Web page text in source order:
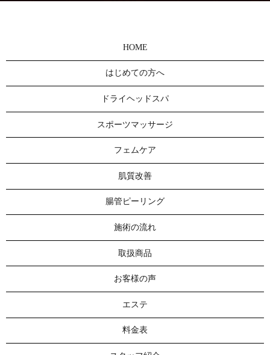
HOME
はじめての方へ
ドライヘッドスパ
スポーツマッサージ
フェムケア
肌質改善
腸管ピーリング
施術の流れ
取扱商品
お客様の声
エステ
料金表